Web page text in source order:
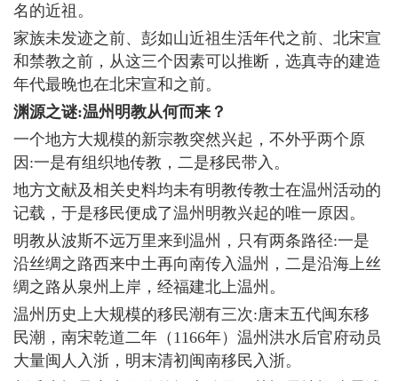
名的近祖。
家族未发迹之前、彭如山近祖生活年代之前、北宋宣
和禁教之前，从这三个因素可以推断，选真寺的建造
年代最晚也在北宋宣和之前。
渊源之谜:温州明教从何而来？
一个地方大规模的新宗教突然兴起，不外乎两个原
因:一是有组织地传教，二是移民带入。
地方文献及相关史料均未有明教传教士在温州活动的
记载，于是移民便成了温州明教兴起的唯一原因。
明教从波斯不远万里来到温州，只有两条路径:一是
沿丝绸之路西来中土再向南传入温州，二是沿海上丝
绸之路从泉州上岸，经福建北上温州。
温州历史上大规模的移民潮有三次:唐末五代闽东移
民潮，南宋乾道二年（1166年）温州洪水后官府动员
大量闽人入浙，明末清初闽南移民入浙。